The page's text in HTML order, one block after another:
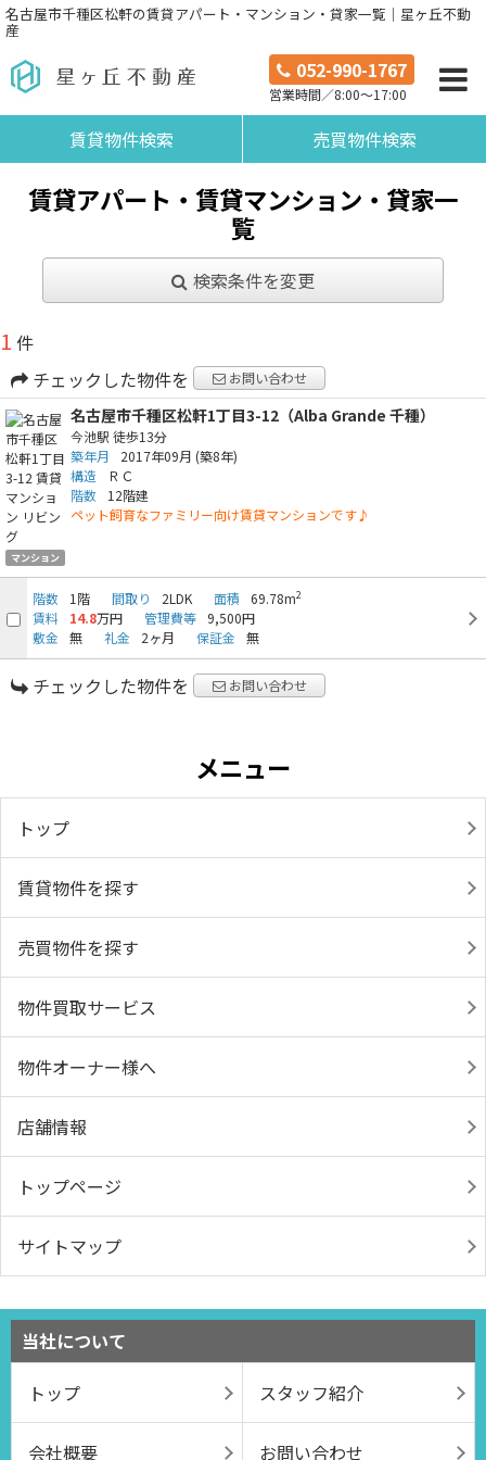
名古屋市千種区松軒の賃貸アパート・マンション・貸家一覧｜星ヶ丘不動
産
052-990-1767
営業時間／8:00～17:00
賃貸物件検索 売買物件検索
賃貸アパート・賃貸マンション・貸家一
覧
検索条件を変更
1 件
チェックした物件を
お問い合わせ
マンション
名古屋市千種区松軒1丁目3-12（Alba Grande 千種）
今池駅 徒歩13分
築年月
2017年09月 (築8年)
構造
ＲＣ
階数
12階建
ペット飼育なファミリー向け賃貸マンションです♪
階数 1階 間取り 2LDK 面積 69.78m2
賃料 14.8万円 管理費等 9,500円
敷金
無 礼金 2ヶ月 保証金 無
チェックした物件を お問い合わせ
メニュー
トップ
賃貸物件を探す
売買物件を探す
物件買取サービス
物件オーナー様へ
店舗情報
トップページ
サイトマップ
当社について
トップ
スタッフ紹介
会社概要 お問い合わせ